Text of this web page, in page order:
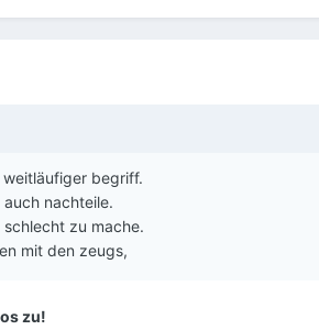
begriff.
nachteile.
zu mache.
mit den zeugs,
zu!